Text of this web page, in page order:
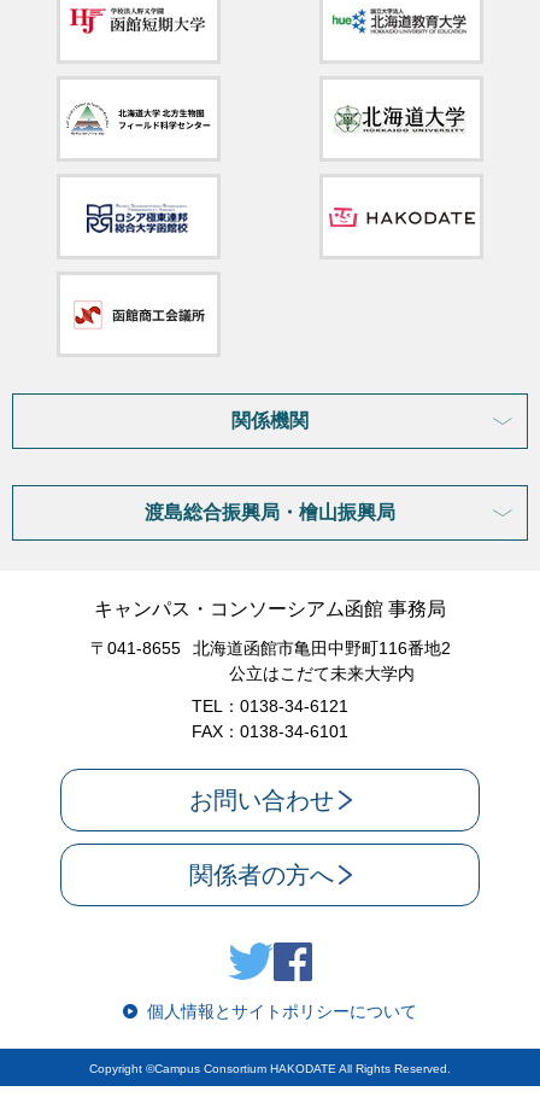
関係機関
渡島総合振興局・檜山振興局
キャンパス・コンソーシアム函館 事務局
〒041-8655
北海道函館市亀田中野町116番地2
公立はこだて未来大学内
TEL：0138-34-6121
FAX：0138-34-6101
お問い合わせ
関係者の方へ
個人情報とサイトポリシーについて
Copyright ©Campus Consortium HAKODATE All Rights Reserved.